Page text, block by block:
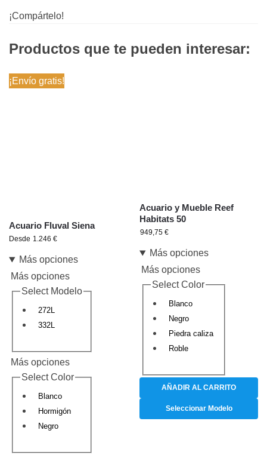
¡Compártelo!
Productos que te pueden interesar:
¡Envío gratis!
Acuario Fluval Siena
Desde 1.246 €
Más opciones
Más opciones
Select Modelo
272L
332L
Más opciones
Select Color
Blanco
Hormigón
Negro
Acuario y Mueble Reef
Habitats 50
949,75 €
Más opciones
Más opciones
Select Color
Blanco
Negro
Piedra caliza
Roble
AÑADIR AL CARRITO
Seleccionar Modelo